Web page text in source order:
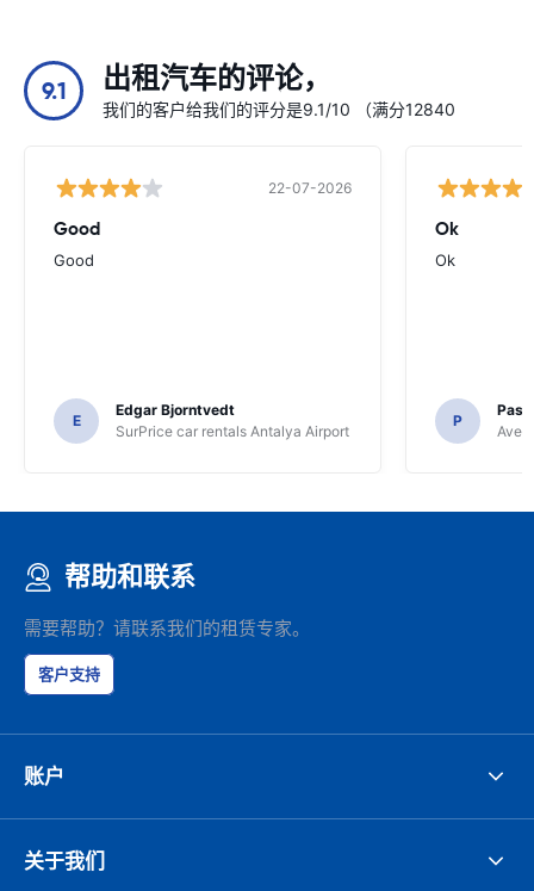
9.1 出租汽车的评论，
我们的客户给我们的评分是9.1/10 （满分12840
22-07-2026
Good
Good
E
Edgar Bjorntvedt
SurPrice car rentals Antalya Airport
Ok
Ok
P
Avec
帮助和联系
需要帮助？请联系我们的租赁专家。
客户支持
账户
关于我们